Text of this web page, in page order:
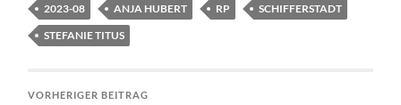
2023-08 ANJA HUBERT RP
SCHIFFERSTADT
STEFANIE TITUS
VORHERIGER BEITRAG